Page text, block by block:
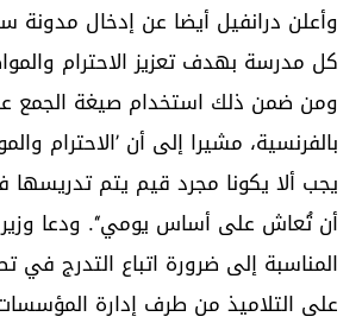
وأعلن درانفيل أيضا عن إدخال مدونة
كل مدرسة بهدف تعزيز الاحترام
ومن ضمن ذلك استخدام صيغة الجمع
بالفرنسية، مشيرا إلى أن ’الاحترام
يجب ألا يكونا مجرد قيم يتم
أن تُعاش على أساس يومي‘‘. ودعا
المناسبة إلى ضرورة اتباع التدرج في
على التلاميذ من طرف إدارة المؤسسات